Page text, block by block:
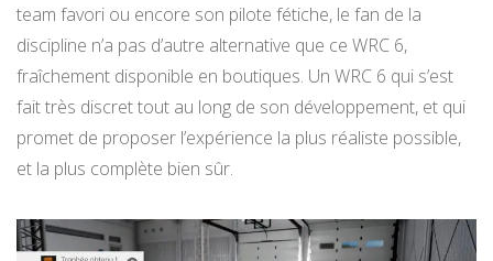
team favori ou encore son pilote fétiche, le fan de la
discipline n’a pas d’autre alternative que ce WRC 6,
fraîchement disponible en boutiques. Un WRC 6 qui s’est
fait très discret tout au long de son développement, et qui
promet de proposer l’expérience la plus réaliste possible,
et la plus complète bien sûr.